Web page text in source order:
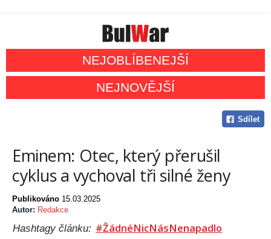
NEJOBLÍBENEJŠÍ
NEJNOVĚJŠÍ
Sdílet
Eminem: Otec, který přerušil
cyklus a vychoval tři silné ženy
Publikováno 15.03.2025
Autor: Redakce
Hashtagy článku: #ŽádnéNicNásNenapadlo